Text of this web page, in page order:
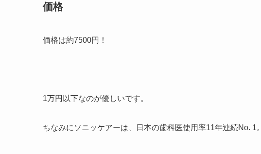
価格
価格は約7500円！
1万円以下なのが優しいです。
ちなみにソニッケアーは、日本の歯科医使用率11年連続No. 1。